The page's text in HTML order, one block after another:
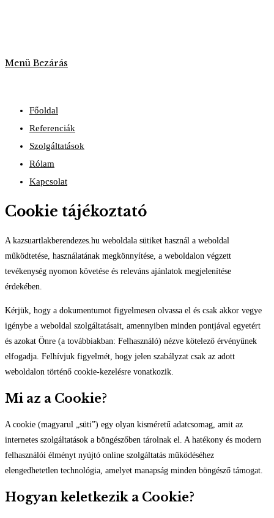
Menü Bezárás
Főoldal
Referenciák
Szolgáltatások
Rólam
Kapcsolat
Cookie tájékoztató
A kazsuartlakberendezes.hu weboldala sütiket használ a weboldal
működtetése, használatának megkönnyítése, a weboldalon végzett
tevékenység nyomon követése és releváns ajánlatok megjelenítése
érdekében.
Kérjük, hogy a dokumentumot figyelmesen olvassa el és csak akkor vegye
igénybe a weboldal szolgáltatásait, amennyiben minden pontjával egyetért
és azokat Önre (a továbbiakban: Felhasználó) nézve kötelező érvényűnek
elfogadja. Felhívjuk figyelmét, hogy jelen szabályzat csak az adott
weboldalon történő cookie-kezelésre vonatkozik.
Mi az a Cookie?
A cookie (magyarul „süti”) egy olyan kisméretű adatcsomag, amit az
internetes szolgáltatások a böngészőben tárolnak el. A hatékony és modern
felhasználói élményt nyújtó online szolgáltatás működéséhez
elengedhetetlen technológia, amelyet manapság minden böngésző támogat.
Hogyan keletkezik a Cookie?